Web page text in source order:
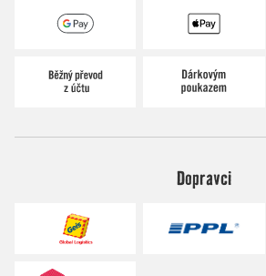
Dopravci